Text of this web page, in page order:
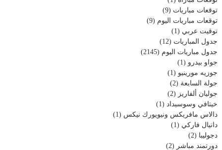
توقعات مباريات (9)
توقعات مباريات اليوم (9)
توقيت عربي (1)
جدول المباريات (12)
جدول مباريات اليوم (2145)
جواو بيدرو (1)
جوزيه مورينيو (1)
جولة السابعة (2)
جوليان ألفاريز (2)
خيتافي وسوسيداد (1)
دالاس مافريكس ونيويورك نيكس (1)
دانيال فاركي (1)
دجوليبا (2)
دورتمند مباشر (2)